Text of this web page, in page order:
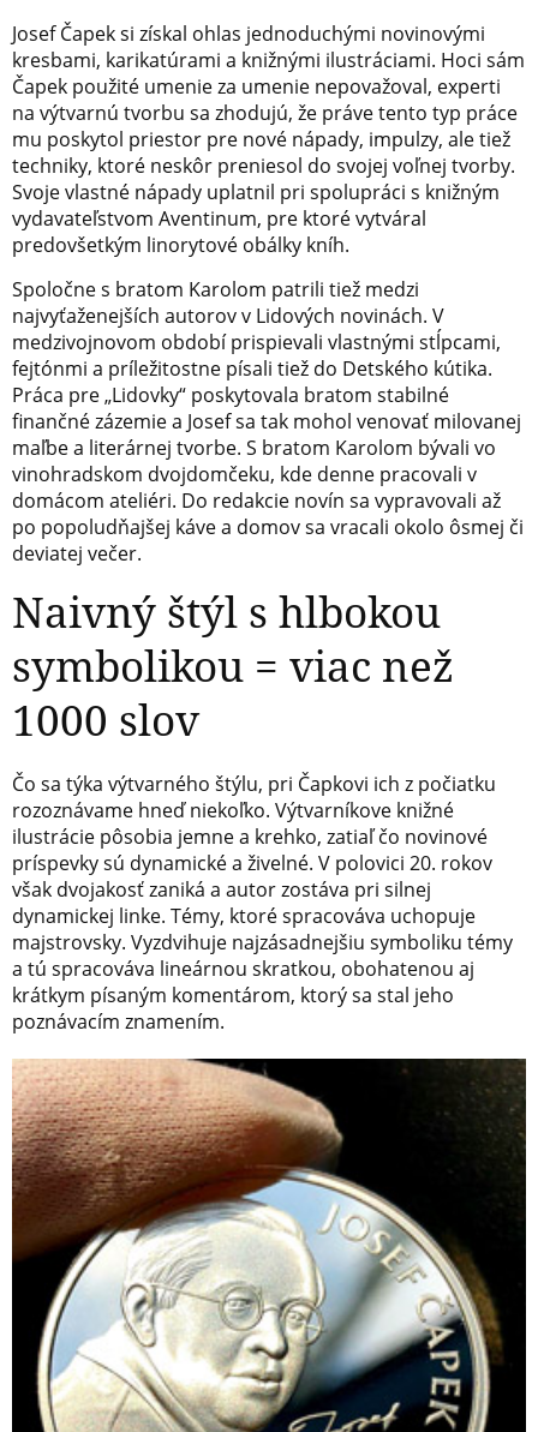
Josef Čapek si získal ohlas jednoduchými novinovými
kresbami, karikatúrami a knižnými ilustráciami. Hoci sám
Čapek použité umenie za umenie nepovažoval, experti
na výtvarnú tvorbu sa zhodujú, že práve tento typ práce
mu poskytol priestor pre nové nápady, impulzy, ale tiež
techniky, ktoré neskôr preniesol do svojej voľnej tvorby.
Svoje vlastné nápady uplatnil pri spolupráci s knižným
vydavateľstvom Aventinum, pre ktoré vytváral
predovšetkým linorytové obálky kníh.
Spoločne s bratom Karolom patrili tiež medzi
najvyťaženejších autorov v Lidových novinách. V
medzivojnovom období prispievali vlastnými stĺpcami,
fejtónmi a príležitostne písali tiež do Detského kútika.
Práca pre „Lidovky“ poskytovala bratom stabilné
finančné zázemie a Josef sa tak mohol venovať milovanej
maľbe a literárnej tvorbe. S bratom Karolom bývali vo
vinohradskom dvojdomčeku, kde denne pracovali v
domácom ateliéri. Do redakcie novín sa vypravovali až
po popoludňajšej káve a domov sa vracali okolo ôsmej či
deviatej večer.
Naivný štýl s hlbokou
symbolikou = viac než
1000 slov
Čo sa týka výtvarného štýlu, pri Čapkovi ich z počiatku
rozoznávame hneď niekoľko. Výtvarníkove knižné
ilustrácie pôsobia jemne a krehko, zatiaľ čo novinové
príspevky sú dynamické a živelné. V polovici 20. rokov
však dvojakosť zaniká a autor zostáva pri silnej
dynamickej linke. Témy, ktoré spracováva uchopuje
majstrovsky. Vyzdvihuje najzásadnejšiu symboliku témy
a tú spracováva lineárnou skratkou, obohatenou aj
krátkym písaným komentárom, ktorý sa stal jeho
poznávacím znamením.